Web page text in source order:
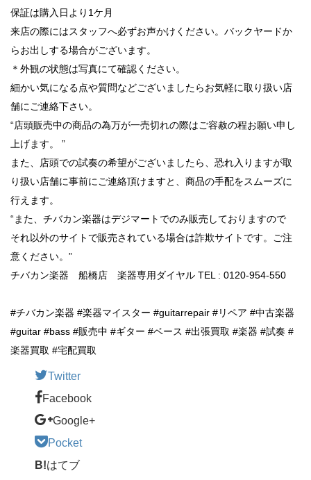
保証は購入日より1ケ月
来店の際にはスタッフへ必ずお声かけください。バックヤードか
らお出しする場合がございます。
＊外観の状態は写真にて確認ください。
細かい気になる点や質問などございましたらお気軽に取り扱い店
舗にご連絡下さい。
“店頭販売中の商品の為万が一売切れの際はご容赦の程お願い申し
上げます。 ”
また、店頭での試奏の希望がございましたら、恐れ入りますが取
り扱い店舗に事前にご連絡頂けますと、商品の手配をスムーズに
行えます。
“また、チバカン楽器はデジマートでのみ販売しておりますので
それ以外のサイトで販売されている場合は詐欺サイトです。ご注
意ください。”
チバカン楽器 船橋店 楽器専用ダイヤル TEL : 0120-954-550
#チバカン楽器 #楽器マイスター #guitarrepair #リペア #中古楽器
#guitar #bass #販売中 #ギター #ベース #出張買取 #楽器 #試奏 #
楽器買取 #宅配買取
Twitter
Facebook
Google+
Pocket
B!はてブ